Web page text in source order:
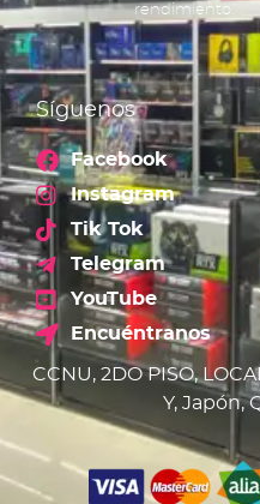
rendimiento.
Síguenos
Facebook
Instagram
Tik Tok
Telegram
YouTube
Encuéntranos
CCNU, 2DO PISO,
Y, Japón,